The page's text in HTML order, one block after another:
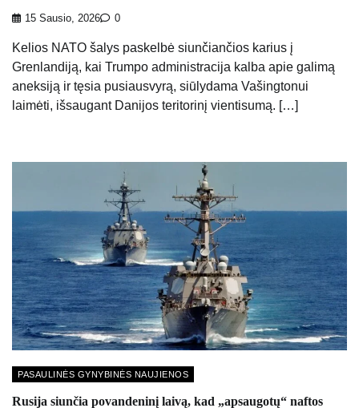
15 Sausio, 2026 0
Kelios NATO šalys paskelbė siunčiančios karius į
Grenlandiją, kai Trumpo administracija kalba apie galimą
aneksiją ir tęsia pusiausvyrą, siūlydama Vašingtonui
laimėti, išsaugant Danijos teritorinį vientisumą. […]
PASAULINĖS GYNYBINĖS NAUJIENOS
Rusija siunčia povandeninį laivą, kad „apsaugotų“ naftos